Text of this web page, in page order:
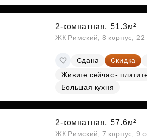
2-комнатная, 51.3м²
ЖК Римский, 8 корпус,
Сдана Скидка
Живите сейчас -
Большая кухня
2-комнатная, 57.6м²
ЖК Римский, 7 корпус, 9